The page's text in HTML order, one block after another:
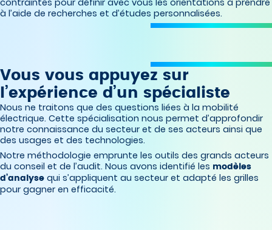
à l’aide de recherches et d’études personnalisées.
Vous vous appuyez sur
l’expérience d’un spécialiste
Nous ne traitons que des questions liées à la mobilité
électrique. Cette spécialisation nous permet d’approfondir
notre connaissance du secteur et de ses acteurs ainsi que
des usages et des technologies.
Notre méthodologie emprunte les outils des grands acteurs
du conseil et de l’audit. Nous avons identifié les modèles
d’analyse qui s’appliquent au secteur et adapté les grilles
pour gagner en efficacité.